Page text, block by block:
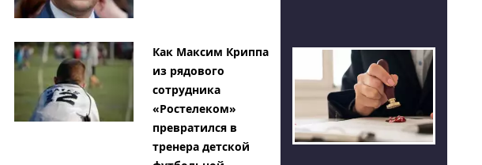
Как Максим Криппа
из рядового
сотрудника
«Ростелеком»
превратился в
тренера детской